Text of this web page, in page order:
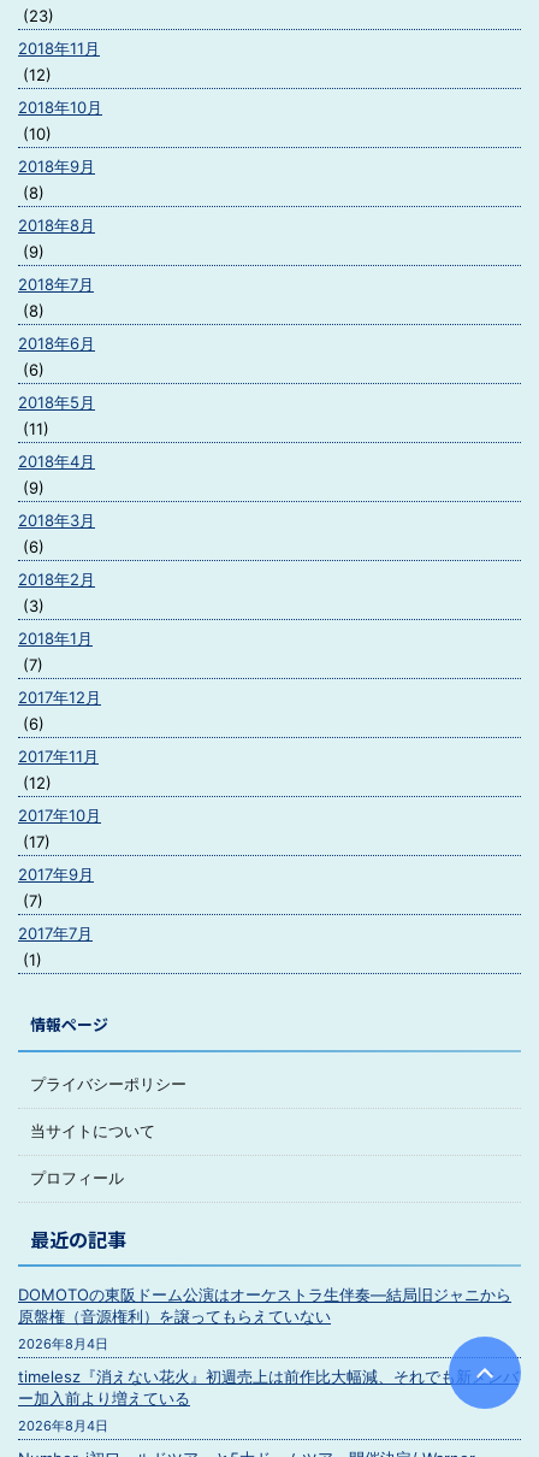
(23)
2018年11月
(12)
2018年10月
(10)
2018年9月
(8)
2018年8月
(9)
2018年7月
(8)
2018年6月
(6)
2018年5月
(11)
2018年4月
(9)
2018年3月
(6)
2018年2月
(3)
2018年1月
(7)
2017年12月
(6)
2017年11月
(12)
2017年10月
(17)
2017年9月
(7)
2017年7月
(1)
情報ページ
プライバシーポリシー
当サイトについて
プロフィール
最近の記事
DOMOTOの東阪ドーム公演はオーケストラ生伴奏―結局旧ジャニから
原盤権（音源権利）を譲ってもらえていない
2026年8月4日
timelesz『消えない花火』初週売上は前作比大幅減、それでも新メンバ
ー加入前より増えている
2026年8月4日